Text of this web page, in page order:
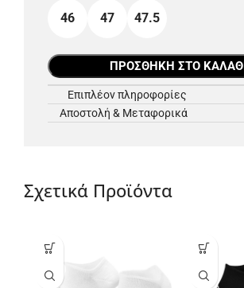
46 47 47.5
ΠΡΟΣΘΉΚΗ ΣΤΟ ΚΑΛΆΘΙ
Επιπλέον πληροφορίες
Αποστολή & Μεταφορικά
Σχετικά Προϊόντα